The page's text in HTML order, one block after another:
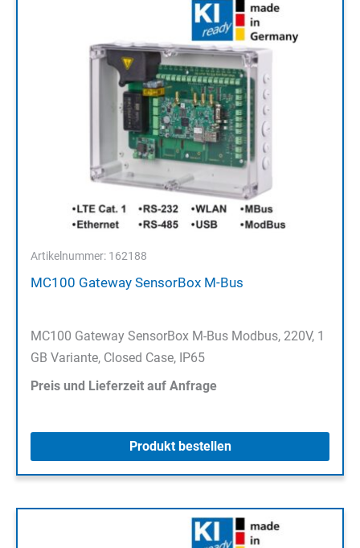
Artikelnummer: 162188
MC100 Gateway SensorBox M-Bus
MC100 Gateway SensorBox M-Bus Modbus, 220V, 1
GB Variante, Closed Case, IP65
Preis und Lieferzeit auf Anfrage
Produkt bestellen